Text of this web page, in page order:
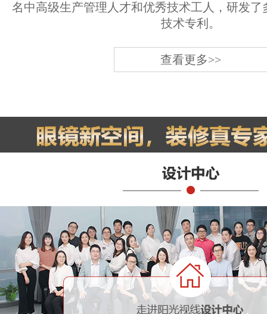
名中高级生产管理人才和优秀技术工人，研发了
技术专利。
查看更多>>